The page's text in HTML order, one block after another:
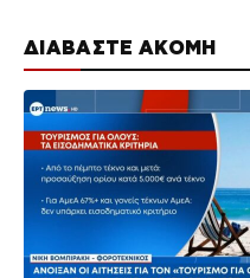
ΔΙΑΒΑΣΤΕ ΑΚΟΜΗ